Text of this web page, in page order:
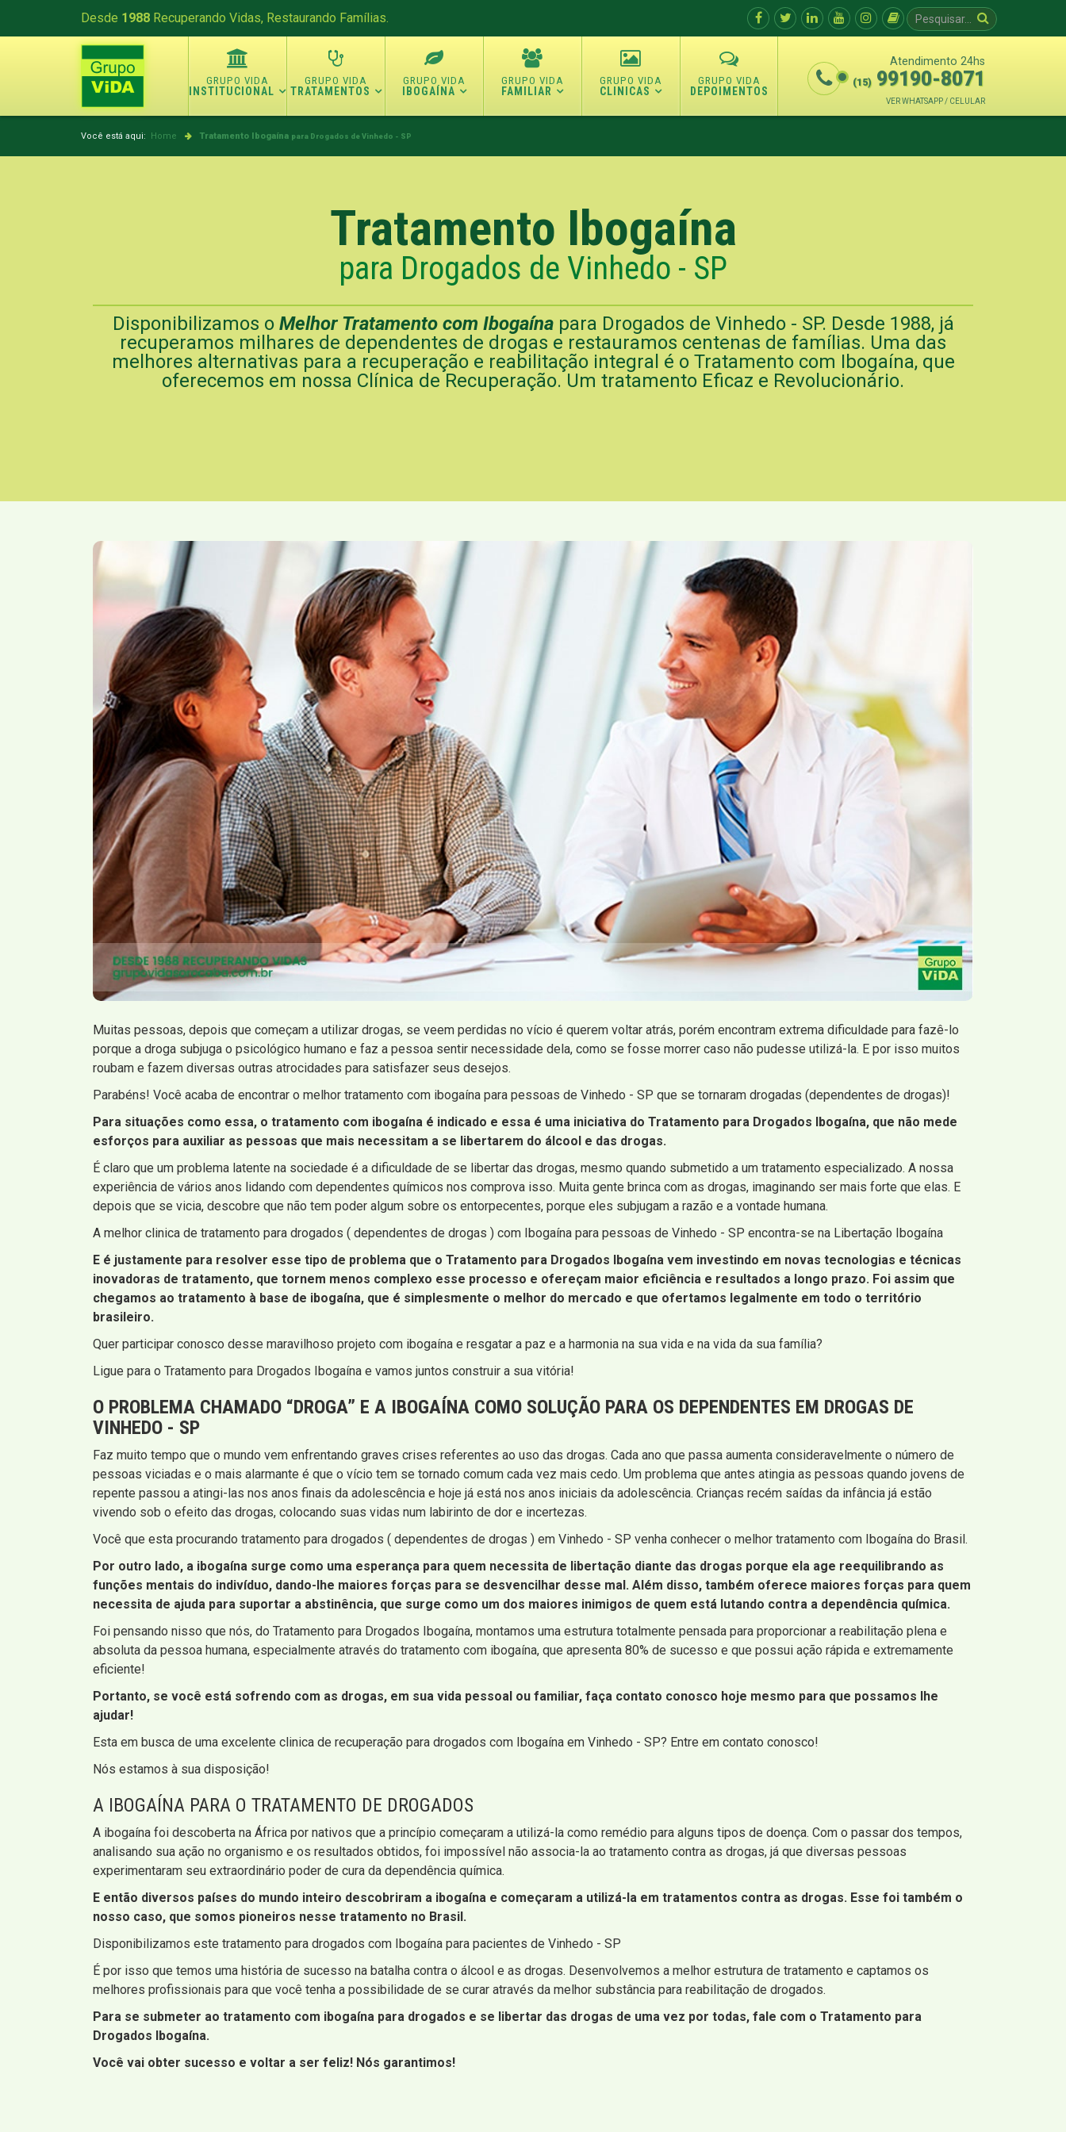
Desde 1988 Recuperando Vidas, Restaurando Famílias.
INSTITUCIONAL TRATAMENTOS IBOGAÍNA FAMILIAR CLINICAS DEPOIMENTOS
Atendimento 24hs
(15) 99190-8071
VER WHATSAPP / CELULAR
Você está aqui: Home Tratamento Ibogaína para Drogados de Vinhedo - SP
Tratamento Ibogaína
para Drogados de Vinhedo - SP
Disponibilizamos o Melhor Tratamento com Ibogaínapara Drogados de Vinhedo - SP. Desde 1988, já
recuperamos milhares de dependentes de drogas e restauramos centenas de famílias. Uma das
melhores alternativas para a recuperação e reabilitação integral é o Tratamento com Ibogaína, que
oferecemos em nossa Clínica de Recuperação. Um tratamento Eficaz e Revolucionário.
Muitas pessoas, depois que começam a utilizar drogas, se veem perdidas no vício é querem voltar atrás, porém encontram extrema dificuldade para fazê-lo
porque a droga subjuga o psicológico humano e faz a pessoa sentir necessidade dela, como se fosse morrer caso não pudesse utilizá-la. E por isso muitos
roubam e fazem diversas outras atrocidades para satisfazer seus desejos.
Parabéns! Você acaba de encontrar o melhor tratamento com ibogaína para pessoas de Vinhedo - SP que se tornaram drogadas (dependentes de drogas)!
Para situações como essa, o tratamento com ibogaína é indicado e essa é uma iniciativa do Tratamento para Drogados Ibogaína, que não mede
esforços para auxiliar as pessoas que mais necessitam a se libertarem do álcool e das drogas.
É claro que um problema latente na sociedade é a dificuldade de se libertar das drogas, mesmo quando submetido a um tratamento especializado. A nossa
experiência de vários anos lidando com dependentes químicos nos comprova isso. Muita gente brinca com as drogas, imaginando ser mais forte que elas. E
depois que se vicia, descobre que não tem poder algum sobre os entorpecentes, porque eles subjugam a razão e a vontade humana.
A melhor clinica de tratamento para drogados ( dependentes de drogas ) com Ibogaína para pessoas de Vinhedo - SP encontra-se na Libertação Ibogaína
E é justamente para resolver esse tipo de problema que o Tratamento para Drogados Ibogaína vem investindo em novas tecnologias e técnicas
inovadoras de tratamento, que tornem menos complexo esse processo e ofereçam maior eficiência e resultados a longo prazo. Foi assim que
chegamos ao tratamento à base de ibogaína, que é simplesmente o melhor do mercado e que ofertamos legalmente em todo o território
brasileiro.
Quer participar conosco desse maravilhoso projeto com ibogaína e resgatar a paz e a harmonia na sua vida e na vida da sua família?
Ligue para o Tratamento para Drogados Ibogaína e vamos juntos construir a sua vitória!
O PROBLEMA CHAMADO “DROGA” E A IBOGAÍNA COMO SOLUÇÃO PARA OS DEPENDENTES EM DROGAS DE
VINHEDO - SP
Faz muito tempo que o mundo vem enfrentando graves crises referentes ao uso das drogas. Cada ano que passa aumenta consideravelmente o número de
pessoas viciadas e o mais alarmante é que o vício tem se tornado comum cada vez mais cedo. Um problema que antes atingia as pessoas quando jovens de
repente passou a atingi-las nos anos finais da adolescência e hoje já está nos anos iniciais da adolescência. Crianças recém saídas da infância já estão
vivendo sob o efeito das drogas, colocando suas vidas num labirinto de dor e incertezas.
Você que esta procurando tratamento para drogados ( dependentes de drogas ) em Vinhedo - SP venha conhecer o melhor tratamento com Ibogaína do Brasil.
Por outro lado, a ibogaína surge como uma esperança para quem necessita de libertação diante das drogas porque ela age reequilibrando as
funções mentais do indivíduo, dando-lhe maiores forças para se desvencilhar desse mal. Além disso, também oferece maiores forças para quem
necessita de ajuda para suportar a abstinência, que surge como um dos maiores inimigos de quem está lutando contra a dependência química.
Foi pensando nisso que nós, do Tratamento para Drogados Ibogaína, montamos uma estrutura totalmente pensada para proporcionar a reabilitação plena e
absoluta da pessoa humana, especialmente através do tratamento com ibogaína, que apresenta 80% de sucesso e que possui ação rápida e extremamente
eficiente!
Portanto, se você está sofrendo com as drogas, em sua vida pessoal ou familiar, faça contato conosco hoje mesmo para que possamos lhe
ajudar!
Esta em busca de uma excelente clinica de recuperação para drogados com Ibogaína em Vinhedo - SP? Entre em contato conosco!
Nós estamos à sua disposição!
A IBOGAÍNA PARA O TRATAMENTO DE DROGADOS
A ibogaína foi descoberta na África por nativos que a princípio começaram a utilizá-la como remédio para alguns tipos de doença. Com o passar dos tempos,
analisando sua ação no organismo e os resultados obtidos, foi impossível não associa-la ao tratamento contra as drogas, já que diversas pessoas
experimentaram seu extraordinário poder de cura da dependência química.
E então diversos países do mundo inteiro descobriram a ibogaína e começaram a utilizá-la em tratamentos contra as drogas. Esse foi também o
nosso caso, que somos pioneiros nesse tratamento no Brasil.
Disponibilizamos este tratamento para drogados com Ibogaína para pacientes de Vinhedo - SP
É por isso que temos uma história de sucesso na batalha contra o álcool e as drogas. Desenvolvemos a melhor estrutura de tratamento e captamos os
melhores profissionais para que você tenha a possibilidade de se curar através da melhor substância para reabilitação de drogados.
Para se submeter ao tratamento com ibogaína para drogados e se libertar das drogas de uma vez por todas, fale com o Tratamento para
Drogados Ibogaína.
Você vai obter sucesso e voltar a ser feliz! Nós garantimos!